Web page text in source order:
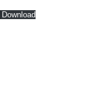
Download